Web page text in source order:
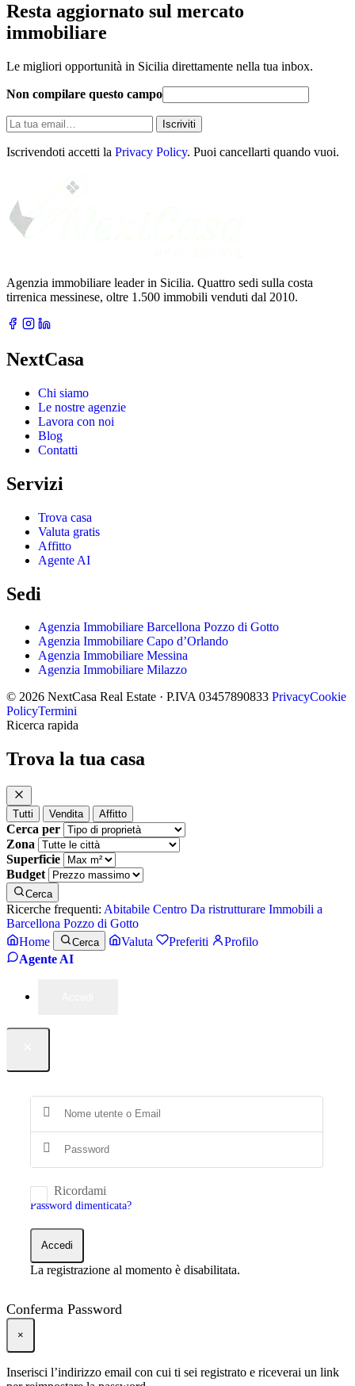
Resta aggiornato sul mercato
immobiliare
Le migliori opportunità in Sicilia direttamente nella tua inbox.
Non compilare questo campo
La
tua
email
Iscriviti
Iscrivendoti accetti la Privacy Policy. Puoi cancellarti quando vuoi.
Agenzia immobiliare leader in Sicilia. Quattro sedi sulla costa
tirrenica messinese, oltre 1.500 immobili venduti dal 2010.
NextCasa
Chi siamo
Le nostre agenzie
Lavora con noi
Blog
Contatti
Servizi
Trova casa
Valuta gratis
Affitto
Agente AI
Sedi
Agenzia Immobiliare Barcellona Pozzo di Gotto
Agenzia Immobiliare Capo d’Orlando
Agenzia Immobiliare Messina
Agenzia Immobiliare Milazzo
© 2026 NextCasa Real Estate · P.IVA 03457890833 PrivacyCookie
PolicyTermini
Ricerca rapida
Trova la tua casa
Tutti Vendita Affitto
Cerca per
Zona
Superficie
Budget
Cerca
Ricerche frequenti: Abitabile Centro Da ristrutturare Immobili a
Barcellona Pozzo di Gotto
Home
Cerca Valuta Preferiti
Profilo
Agente AI
Ricordami
Password dimenticata?
Accedi
La registrazione al momento è disabilitata.
Conferma Password
×
Inserisci l’indirizzo email con cui ti sei registrato e riceverai un link